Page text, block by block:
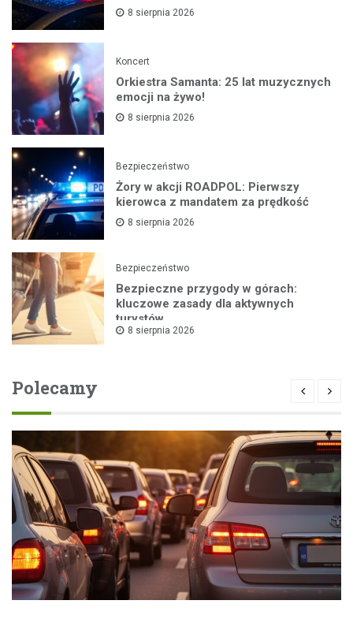
8 sierpnia 2026
Koncert
Orkiestra Samanta: 25 lat muzycznych
emocji na żywo!
8 sierpnia 2026
Bezpieczeństwo
Żory w akcji ROADPOL: Pierwszy
kierowca z mandatem za prędkość
8 sierpnia 2026
Bezpieczeństwo
Bezpieczne przygody w górach:
kluczowe zasady dla aktywnych
turystów
8 sierpnia 2026
Polecamy